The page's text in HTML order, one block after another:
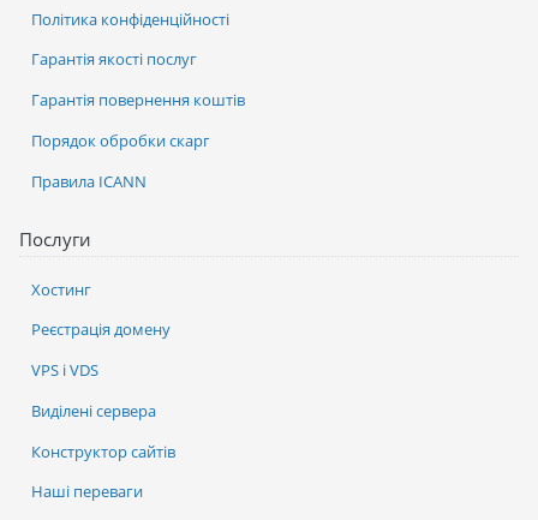
Послуги
Хостинг
Реєстрація домену
VPS і VDS
Виділені сервера
Конструктор сайтів
Наші переваги
Політика конфіденційності
Гарантія якості послуг
Гарантія повернення коштів
Порядок обробки скарг
Правила ICANN